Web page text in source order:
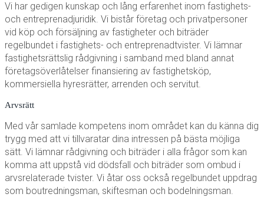
Vi har gedigen kunskap och lång erfarenhet inom fastighets-
och entreprenadjuridik. Vi bistår företag och privatpersoner
vid köp och försäljning av fastigheter och biträder
regelbundet i fastighets- och entreprenadtvister. Vi lämnar
fastighetsrättslig rådgivning i samband med bland annat
företagsöverlåtelser finansiering av fastighetsköp,
kommersiella hyresrätter, arrenden och servitut.
Arvsrätt
Med vår samlade kompetens inom området kan du känna dig
trygg med att vi tillvaratar dina intressen på bästa möjliga
sätt. Vi lämnar rådgivning och biträder i alla frågor som kan
komma att uppstå vid dödsfall och biträder som ombud i
arvsrelaterade tvister. Vi åtar oss också regelbundet uppdrag
som boutredningsman, skiftesman och bodelningsman.